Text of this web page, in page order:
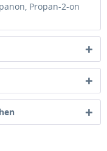
Propan-2-on